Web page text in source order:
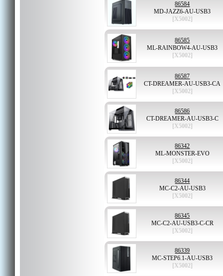
86584
MD-JAZZ6-AU-USB3
[X5002]
86585
ML-RAINBOW4-AU-USB3
[X5002]
86587
CT-DREAMER-AU-USB3-CA
[X5002]
86586
CT-DREAMER-AU-USB3-C
[X5002]
86342
ML-MONSTER-EVO
[X5002]
86344
MC-C2-AU-USB3
[X5002]
86345
MC-C2-AU-USB3-C-CR
[X5002]
86339
MC-STEP6.1-AU-USB3
[X5002]